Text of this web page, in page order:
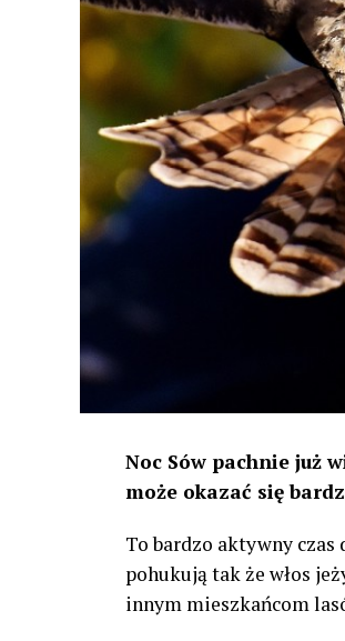
Noc Sów pachnie już
może okazać się
To bardzo aktywny czas
pohukują tak że włos
innym mieszkańcom